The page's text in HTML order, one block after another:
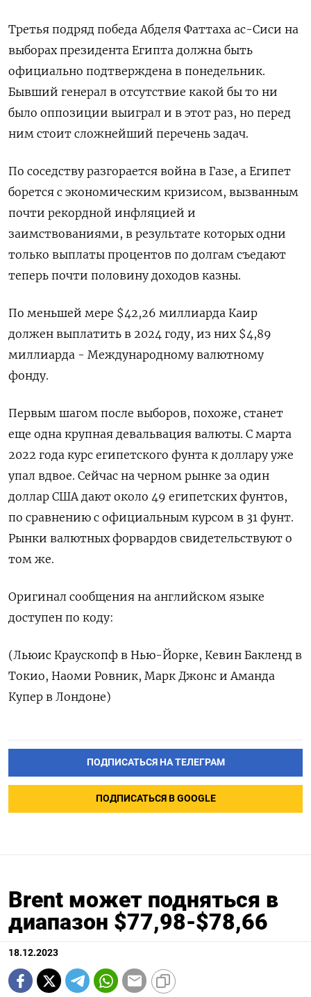
Третья подряд победа Абделя Фаттаха ас-Сиси на
выборах президента Египта должна быть
официально подтверждена в понедельник.
Бывший генерал в отсутствие какой бы то ни
было оппозиции выиграл и в этот раз, но перед
ним стоит сложнейший перечень задач.
По соседству разгорается война в Газе, а Египет
борется с экономическим кризисом, вызванным
почти рекордной инфляцией и
заимствованиями, в результате которых одни
только выплаты процентов по долгам съедают
теперь почти половину доходов казны.
По меньшей мере $42,26 миллиарда Каир
должен выплатить в 2024 году, из них $4,89
миллиарда - Международному валютному
фонду.
Первым шагом после выборов, похоже, станет
еще одна крупная девальвация валюты. С марта
2022 года курс египетского фунта к доллару уже
упал вдвое. Сейчас на черном рынке за один
доллар США дают около 49 египетских фунтов,
по сравнению с официальным курсом в 31 фунт.
Рынки валютных форвардов свидетельствуют о
том же.
Оригинал сообщения на английском языке
доступен по коду:
(Льюис Краускопф в Нью-Йорке, Кевин Бакленд в
Токио, Наоми Ровник, Марк Джонс и Аманда
Купер в Лондоне)
ПОДПИСАТЬСЯ НА ТЕЛЕГРАМ
ПОДПИСАТЬСЯ В GOOGLE
Brent может подняться в
диапазон $77,98-$78,66
18.12.2023